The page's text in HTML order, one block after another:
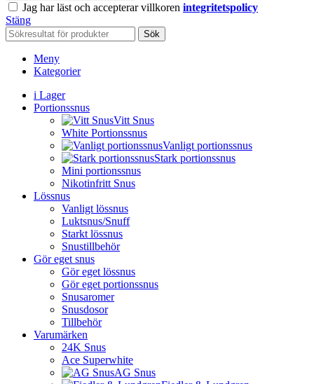
Jag har läst och accepterar villkoren integritetspolicy
Stäng
Sök
Meny
Kategorier
i Lager
Portionssnus
Vitt Snus
White Portionssnus
Vanligt portionssnus
Stark portionssnus
Mini portionssnus
Nikotinfritt Snus
Lössnus
Vanligt lössnus
Luktsnus/Snuff
Starkt lössnus
Snustillbehör
Gör eget snus
Gör eget lössnus
Gör eget portionssnus
Snusaromer
Snusdosor
Tillbehör
Varumärken
24K Snus
Ace Superwhite
AG Snus